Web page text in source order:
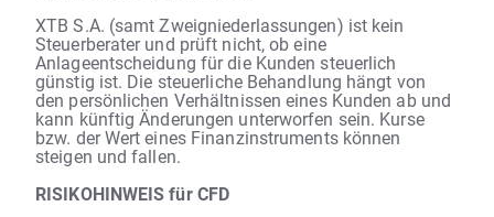
XTB S.A. (samt Zweigniederlassungen) ist kein
Steuerberater und prüft nicht, ob eine
Anlageentscheidung für die Kunden steuerlich
günstig ist. Die steuerliche Behandlung hängt von
den persönlichen Verhältnissen eines Kunden ab und
kann künftig Änderungen unterworfen sein. Kurse
bzw. der Wert eines Finanzinstruments können
steigen und fallen.
RISIKOHINWEIS für CFD